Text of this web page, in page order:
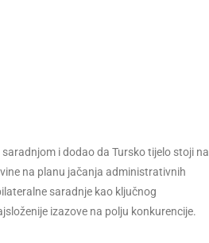
i dodao da Tursko tijelo stoji na
na planu jačanja administrativnih
saradnje kao ključnog
izazove na polju konkurencije.